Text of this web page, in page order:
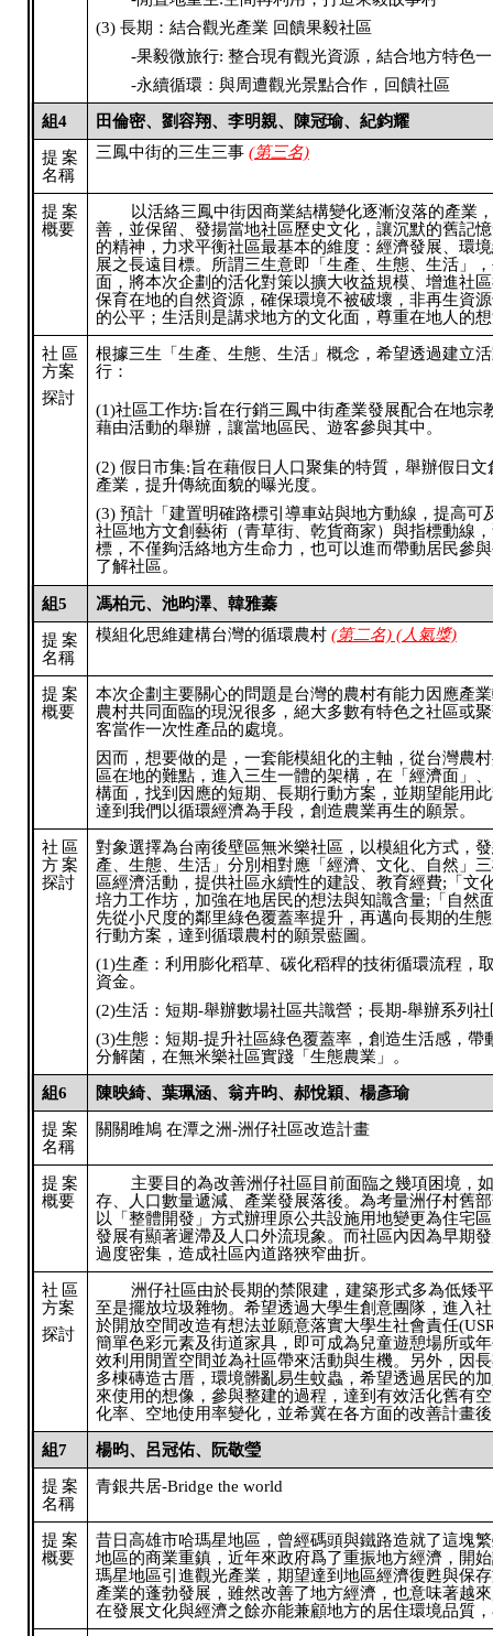
(3) 長期：結合觀光產業 回饋果毅社區
-果毅微旅行: 整合現有觀光資源，結合地方特色
-永續循環：與周遭觀光景點合作，回饋社區
組4 田倫密、劉容翔、李明親、陳冠瑜、紀鈞耀
提案
名稱
三鳳中街的三生三事 (第三名)
提案
概要
以活絡三鳳中街因商業結構變化逐漸沒落的產業
善，並保留、發揚當地社區歷史文化，讓沉默的舊記
的精神，力求平衡社區最基本的維度：經濟發展、環
展之長遠目標。所謂三生意即「生產、生態、生活」
面，將本次企劃的活化對策以擴大收益規模、增進社
保育在地的自然資源，確保環境不被破壞，非再生資
的公平；生活則是講求地方的文化面，尊重在地人的
社區
方案
探討
根據三生「生產、生態、生活」概念，希望透過建立
行：
(1)社區工作坊:旨在行銷三鳳中街產業發展配合在地宗
藉由活動的舉辦，讓當地區民、遊客參與其中。
(2) 假日市集:旨在藉假日人口聚集的特質，舉辦假日
產業，提升傳統面貌的曝光度。
(3) 預計「建置明確路標引導車站與地方動線，提高可
社區地方文創藝術（青草街、乾貨商家）與指標動線
標，不僅夠活絡地方生命力，也可以進而帶動居民參
了解社區。
組5 馮柏元、池昀澤、韓雅蓁
提案
名稱
模組化思維建構台灣的循環農村 (第二名) (人氣獎)
提案
概要
本次企劃主要關心的問題是台灣的農村有能力因應產
農村共同面臨的現況很多，絕大多數有特色之社區或
客當作一次性產品的處境。
因而，想要做的是，一套能模組化的主軸，從台灣農
區在地的難點，進入三生一體的架構，在「經濟面」
構面，找到因應的短期、長期行動方案，並期望能用
達到我們以循環經濟為手段，創造農業再生的願景。
社區
方案
探討
對象選擇為台南後壁區無米樂社區，以模組化方式，
產、生態、生活」分別相對應「經濟、文化、自然」
區經濟活動，提供社區永續性的建設、教育經費;「文
培力工作坊，加強在地居民的想法與知識含量;「自然
先從小尺度的鄰里綠色覆蓋率提升，再邁向長期的生
行動方案，達到循環農村的願景藍圖。
(1)生產：利用膨化稻草、碳化稻稈的技術循環流程，
資金。
(2)生活：短期-舉辦數場社區共識營；長期-舉辦系列
(3)生態：短期-提升社區綠色覆蓋率，創造生活感，帶
分解菌，在無米樂社區實踐「生態農業」。
組6 陳映綺、葉珮涵、翁卉昀、郝悅穎、楊彥瑜
提案
名稱
關關雎鳩 在潭之洲-洲仔社區改造計畫
提案
概要
主要目的為改善洲仔社區目前面臨之幾項困境，
存、人口數量遞減、產業發展落後。為考量洲仔村舊
以「整體開發」方式辦理原公共設施用地變更為住宅
發展有顯著遲滯及人口外流現象。而社區內因為早期
過度密集，造成社區內道路狹窄曲折。
社區
方案
探討
洲仔社區由於長期的禁限建，建築形式多為低矮
至是擺放垃圾雜物。希望透過大學生創意團隊，進入
於開放空間改造有想法並願意落實大學生社會責任
簡單色彩元素及街道家具，即可成為兒童遊憩場所或
效利用閒置空間並為社區帶來活動與生機。另外，因
多棟磚造古厝，環境髒亂易生蚊蟲，希望透過居民的
來使用的想像，參與整建的過程，達到有效活化舊有
化率、空地使用率變化，並希冀在各方面的改善計畫
組7 楊昀、呂冠佑、阮敬瑩
提案
名稱
青銀共居-Bridge the world
提案
概要
昔日高雄市哈瑪星地區，曾經碼頭與鐵路造就了這塊
地區的商業重鎮，近年來政府爲了重振地方經濟，開
瑪星地區引進觀光產業，期望達到地區經濟復甦與保
產業的蓬勃發展，雖然改善了地方經濟，也意味著越
在發展文化與經濟之餘亦能兼顧地方的居住環境品質